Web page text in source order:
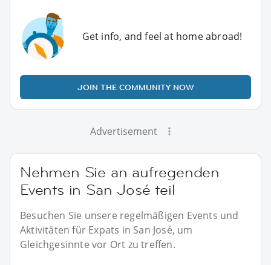
Get info, and feel at home abroad!
JOIN THE COMMUNITY NOW
Advertisement
Nehmen Sie an aufregenden
Events in San José teil
Besuchen Sie unsere regelmäßigen Events und
Aktivitäten für Expats in San José, um
Gleichgesinnte vor Ort zu treffen.